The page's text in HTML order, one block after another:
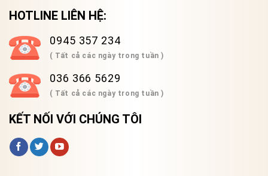
HOTLINE LIÊN HỆ:
0945 357 234
( Tất cả các ngày trong tuần )
036 366 5629
( Tất cả các ngày trong tuần )
KẾT NỐI VỚI CHÚNG TÔI